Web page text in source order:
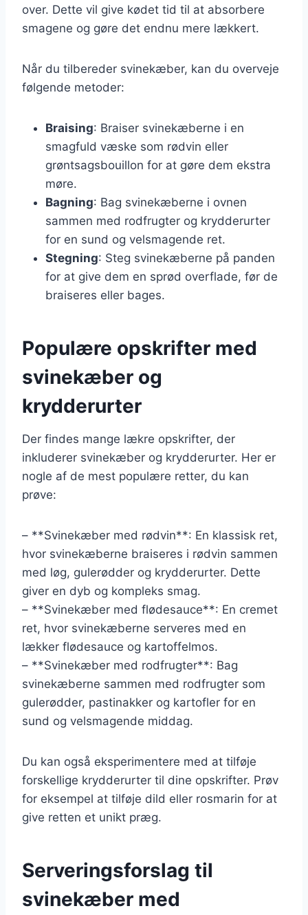
over. Dette vil give kødet tid til at absorbere
smagene og gøre det endnu mere lækkert.
Når du tilbereder svinekæber, kan du overveje
følgende metoder:
Braising: Braiser svinekæberne i en
smagfuld væske som rødvin eller
grøntsagsbouillon for at gøre dem ekstra
møre.
Bagning: Bag svinekæberne i ovnen
sammen med rodfrugter og krydderurter
for en sund og velsmagende ret.
Stegning: Steg svinekæberne på panden
for at give dem en sprød overflade, før de
braiseres eller bages.
Populære opskrifter med
svinekæber og
krydderurter
Der findes mange lækre opskrifter, der
inkluderer svinekæber og krydderurter. Her er
nogle af de mest populære retter, du kan
prøve:
– **Svinekæber med rødvin**: En klassisk ret,
hvor svinekæberne braiseres i rødvin sammen
med løg, gulerødder og krydderurter. Dette
giver en dyb og kompleks smag.
– **Svinekæber med flødesauce**: En cremet
ret, hvor svinekæberne serveres med en
lækker flødesauce og kartoffelmos.
– **Svinekæber med rodfrugter**: Bag
svinekæberne sammen med rodfrugter som
gulerødder, pastinakker og kartofler for en
sund og velsmagende middag.
Du kan også eksperimentere med at tilføje
forskellige krydderurter til dine opskrifter. Prøv
for eksempel at tilføje dild eller rosmarin for at
give retten et unikt præg.
Serveringsforslag til
svinekæber med